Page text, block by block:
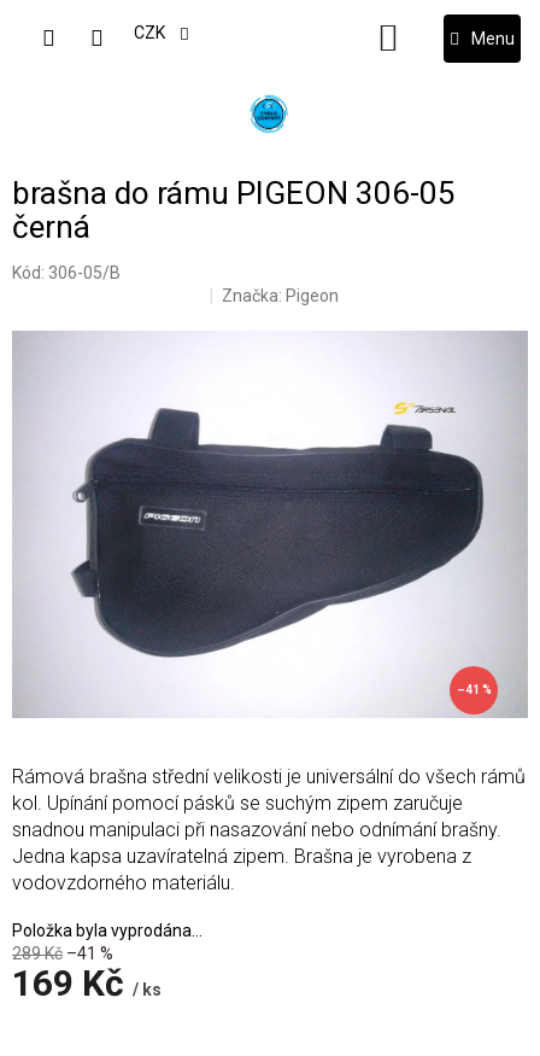
CZK
NÁKUPNÍ
KOŠÍK
brašna do rámu PIGEON 306-05
černá
Kód: 306-05/B
Značka: Pigeon
–41 %
289 Kč –41 %
169 Kč / ks
Položka byla vyprodána…
Rámová brašna střední velikosti je universální do všech rámů
kol. Upínání pomocí pásků se suchým zipem zaručuje
snadnou manipulaci při nasazování nebo odnímání brašny.
Jedna kapsa uzavíratelná zipem. Brašna je vyrobena z
vodovzdorného materiálu.